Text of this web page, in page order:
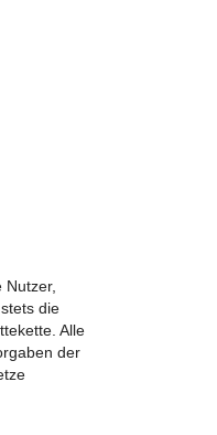
Nutzer,
die
Alle
der